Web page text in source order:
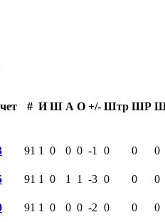
# И Ш А О +/- Штр ШР
91 1 0 0 0 -1 0 0 0
91 1 0 1 1 -3 0 0 0
91 1 0 0 0 -2 0 0 0